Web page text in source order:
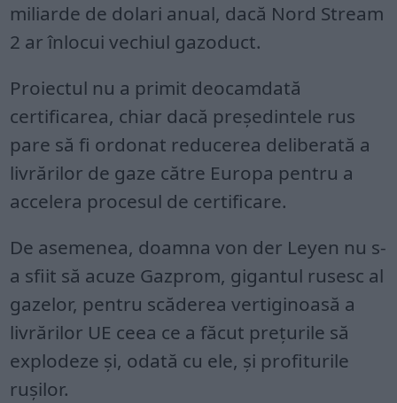
miliarde de dolari anual, dacă Nord Stream
2 ar înlocui vechiul gazoduct.
Proiectul nu a primit deocamdată
certificarea, chiar dacă președintele rus
pare să fi ordonat reducerea deliberată a
livrărilor de gaze către Europa pentru a
accelera procesul de certificare.
De asemenea, doamna von der Leyen nu s-
a sfiit să acuze Gazprom, gigantul rusesc al
gazelor, pentru scăderea vertiginoasă a
livrărilor UE ceea ce a făcut prețurile să
explodeze și, odată cu ele, și profiturile
rușilor.